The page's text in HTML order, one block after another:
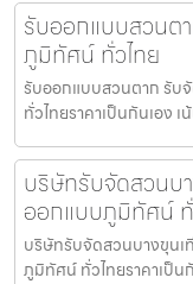
รับออกแบบสวนต
ภูมิทัศน์ ทั่วไทย
รับออกแบบสวนตาก รั
ทั่วไทยราคาเป็นกันเอง
บริษัทรับจัดสวนบ
ออกแบบภูมิทัศน์
บริษัทรับจัดสวนบางขุน
ภูมิทัศน์ ทั่วไทยราคาเป็